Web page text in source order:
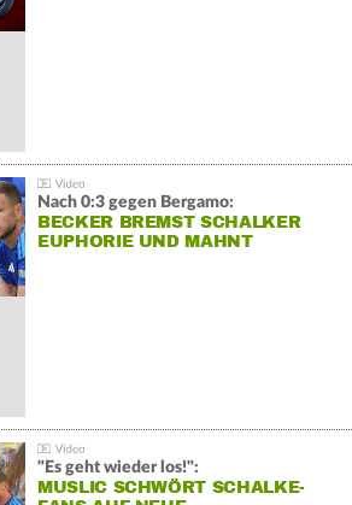
Nach 0:3 gegen Bergamo:
BECKER BREMST SCHALKER
EUPHORIE UND MAHNT
"Es geht wieder los!":
MUSLIC SCHWÖRT SCHALKE-